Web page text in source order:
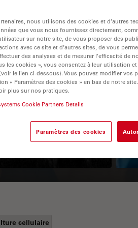
to OCT
cellulaire
nous utilisons des cookies et d’autres
que vous nous fournissez directement,
sur notre site, de vous proposer des
avec ce site et d’autres sites, de vous
des analyses et de mesurer l’efficacité de
les cookies », vous consentez à leur utilisation
le lien ci-dessous). Vous pouvez modifier vos
« Paramètres des cookies » en bas de notre
plus sur nos pratiques.
Cookie Partners Details
Paramètres des cookies